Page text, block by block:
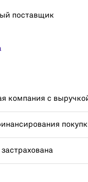
поставщик
компания с